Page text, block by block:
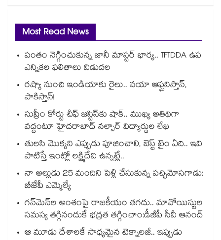
Most Read News
పంతం నెగ్గించుకున్న జానీ మాస్టర్ భార్య.. TFTDDA ఉప
ఎన్నికల ఫలితాలు విడుదల
రష్యా నుంచి ఇండియాకు రైలు.. వయా ఆఫ్ఘనిస్తాన్,
పాకిస్తాన్!
సుప్రీం కోర్టు చీఫ్ జస్టిస్⁭కు షాక్.. ముఖ్య అతిథిగా
వద్దంటూ హైదరాబాద్ నల్సార్ విద్యార్థుల లేఖ
తులసి మొక్కని ఎప్పుడు పూజించాలి, బెస్ట్ టైం ఏది.. ఇవి
పాటిస్తే ఇంట్లో లక్ష్మిదేవి ఉన్నట్లే..
నా అల్లుడు 25 మందిని పెళ్లి చేసుకున్న పచ్చిమోసగాడు:
బీజేపీ ఎమ్మెల్యే
గన్⁭మెన్⁭ల అంశంపై రాజకీయం తగదు.. మావోయిస్టుల
సమస్య తగ్గినందుకే భద్రత తగ్గించాం:డీజీపీ సీవీ ఆనంద్
ఆ మూడు దేశాలకే సాధ్యమైన టెక్నాలజీ.. ఇప్పుడు